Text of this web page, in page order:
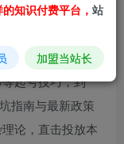
涵盖全域起号、
低价品、中高客
牌加热等关键功
起号技巧，到
指南与最新政策
论，直击投放本
知识付费平台， 站
加盟当站长